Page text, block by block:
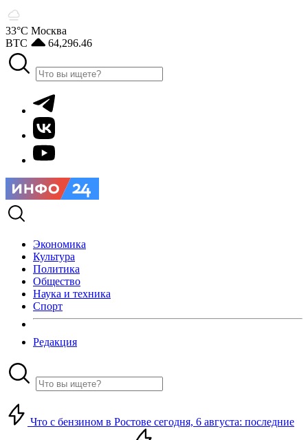
33°С Москва
BTC
64,296.46
Экономика
Культура
Политика
Общество
Наука и техника
Спорт
Редакция
Что с бензином в Ростове сегодня, 6 августа: последние